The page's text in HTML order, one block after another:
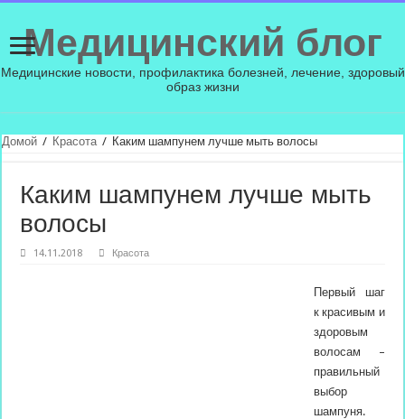
Медицинский блог
Медицинские новости, профилактика болезней, лечение, здоровый
образ жизни
Домой / Красота / Каким шампунем лучше мыть волосы
Каким шампунем лучше мыть
волосы
14.11.2018 Красота
Первый шаг
к красивым и
здоровым
волосам –
правильный
выбор
шампуня.